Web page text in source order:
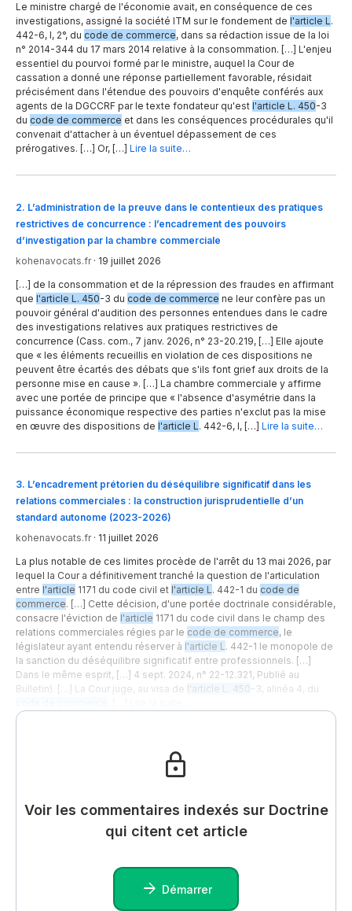
Le ministre chargé de l'économie avait, en conséquence de ces
investigations, assigné la société ITM sur le fondement de l'article L.
442-6, I, 2°, du code de commerce, dans sa rédaction issue de la loi
n° 2014-344 du 17 mars 2014 relative à la consommation. […] L'enjeu
essentiel du pourvoi formé par le ministre, auquel la Cour de
cassation a donné une réponse partiellement favorable, résidait
précisément dans l'étendue des pouvoirs d'enquête conférés aux
agents de la DGCCRF par le texte fondateur qu'est l'article L. 450-3
du code de commerce et dans les conséquences procédurales qu'il
convenait d'attacher à un éventuel dépassement de ces
prérogatives. […] Or, […] Lire la suite…
2. L’administration de la preuve dans le contentieux des pratiques
restrictives de concurrence : l’encadrement des pouvoirs
d’investigation par la chambre commerciale
kohenavocats.fr· 19 juillet 2026
[…] de la consommation et de la répression des fraudes en affirmant
que l'article L. 450-3 du code de commerce ne leur confère pas un
pouvoir général d'audition des personnes entendues dans le cadre
des investigations relatives aux pratiques restrictives de
concurrence (Cass. com., 7 janv. 2026, n° 23-20.219, […] Elle ajoute
que « les éléments recueillis en violation de ces dispositions ne
peuvent être écartés des débats que s'ils font grief aux droits de la
personne mise en cause ». […] La chambre commerciale y affirme
avec une portée de principe que « l'absence d'asymétrie dans la
puissance économique respective des parties n'exclut pas la mise
en œuvre des dispositions de l'article L . 442-6, I, […] Lire la suite…
3. L’encadrement prétorien du déséquilibre significatif dans les
relations commerciales : la construction jurisprudentielle d’un
standard autonome (2023-2026)
kohenavocats.fr· 11 juillet 2026
La plus notable de ces limites procède de l'arrêt du 13 mai 2026, par
lequel la Cour a définitivement tranché la question de l'articulation
entre l'article 1171 du code civil et l'article L. 442-1 du code de
commerce. […] Cette décision, d'une portée doctrinale considérable,
consacre l'éviction de l'article 1171 du code civil dans le champ des
relations commerciales régies par le code de commerce, le
législateur ayant entendu réserver à l'article L. 442-1 le monopole de
la sanction du déséquilibre significatif entre professionnels. […]
Dans le même esprit, […] 4 sept. 2024, n° 22-12.321, Publié au
Bulletin). […] La Cour juge, au visa de l'article L. 450-3, alinéa 4, du
Voir les commentaires indexés sur Doctrine
qui citent cet article
Démarrer